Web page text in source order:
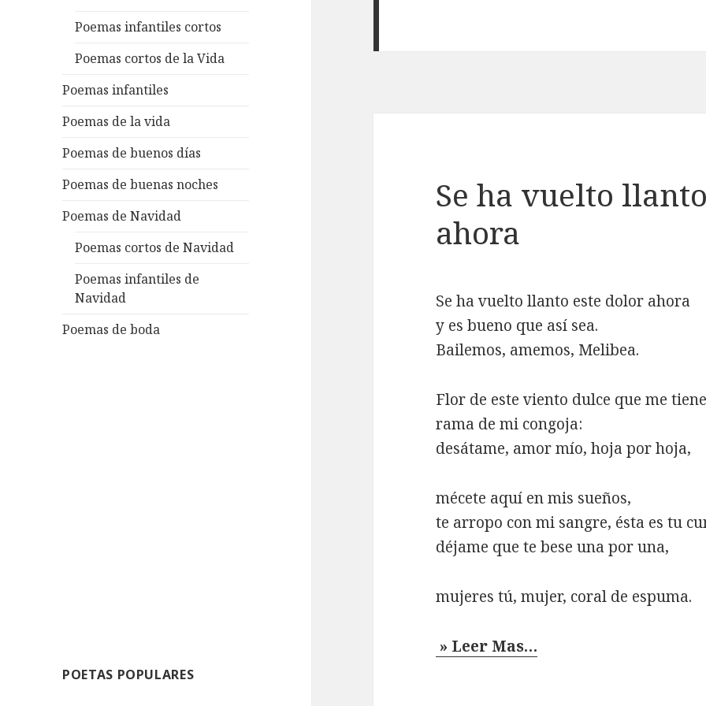
Poemas infantiles cortos
Poemas cortos de la Vida
Poemas infantiles
Poemas de la vida
Poemas de buenos días
Poemas de buenas noches
Poemas de Navidad
Poemas cortos de Navidad
Poemas infantiles de
Navidad
Poemas de boda
POETAS POPULARES
Se ha vuelto
ahora
Se ha vuelto llanto este dolor ahora
y es bueno que así sea.
Bailemos, amemos, Melibea.
Flor de este viento dulce que me
rama de mi congoja:
desátame, amor mío, hoja por hoja,
mécete aquí en mis sueños,
te arropo con mi sangre, ésta es tu
déjame que te bese una por una,
mujeres tú, mujer, coral de espuma.
» Leer Mas…